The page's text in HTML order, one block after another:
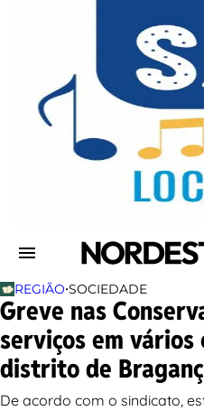
REGIÃO•SOCIEDADE
Greve nas
serviços em vários
distrito de
De acordo com o sindicato,